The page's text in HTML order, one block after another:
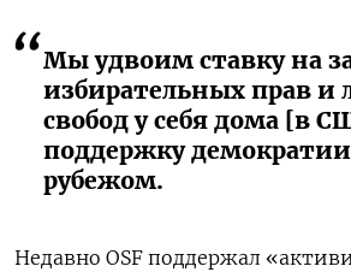
Мы удвоим ставку на
избирательных прав и
свобод у себя дома [в
поддержку демократии
рубежом.
Недавно OSF поддержал